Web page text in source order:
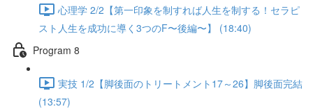
心理学 2/2【第一印象を制すれば人生を制する！セラピ
スト人生を成功に導く3つのF〜後編〜】 (18:40)
Program 8
実技 1/2【脚後面のトリートメント17～26】脚後面完結
(13:57)